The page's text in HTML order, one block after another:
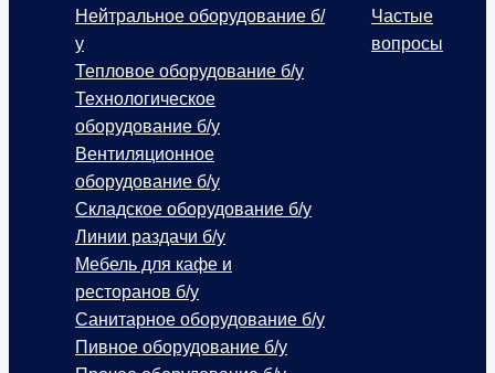
Нейтральное оборудование б/
у
Тепловое оборудование б/у
Технологическое
оборудование б/у
Вентиляционное
оборудование б/у
Складское оборудование б/у
Линии раздачи б/у
Мебель для кафе и
ресторанов б/у
Санитарное оборудование б/у
Пивное оборудование б/у
Частые
вопросы